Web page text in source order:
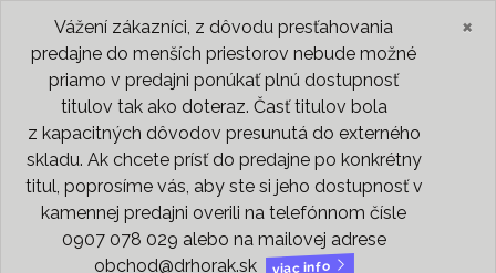
Vážení zákazníci, z dôvodu presťahovania
predajne do menších priestorov nebude možné
priamo v predajni ponúkať plnú dostupnosť
titulov tak ako doteraz. Časť titulov bola
z kapacitných dôvodov presunutá do externého
skladu. Ak chcete prísť do predajne po konkrétny
titul, poprosíme vás, aby ste si jeho dostupnosť v
kamennej predajni overili na telefónnom čísle
0907 078 029 alebo na mailovej adrese
obchod@drhorak.sk
viac info
×